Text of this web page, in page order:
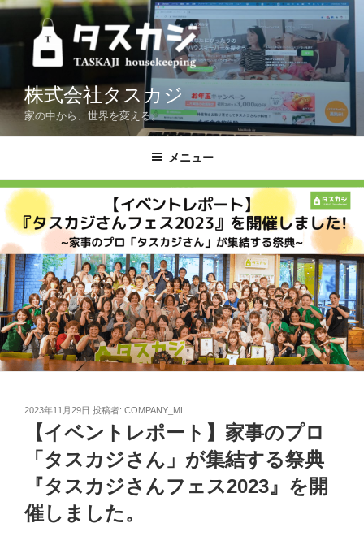
コ
テ
ツ
へ
プ
株式会社タスカジ
家の中から、世界を変える。
メニュー
投
2023年11月29日 投稿者: COMPANY_ML
【イベントレポート】家事のプロ
「タスカジさん」が集結する祭典
『タスカジさんフェス2023』を開
催しました。